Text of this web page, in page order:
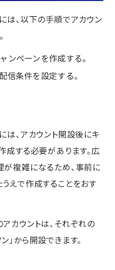
は、以下の手順でアカウン
ンペーンを作成する。
信条件を設定する。
は、アカウント開設後にキ
成する必要があります。広
複雑になるため、事前に
えで作成することをおす
カウントは、それぞれの
」から開設できます。